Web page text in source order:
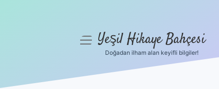
menüyüYeşil Hikaye Bahçesi
Doğadan ilham alan keyifli bilgiler!